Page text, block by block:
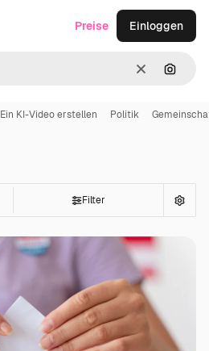
LöschenNach
Preise Einloggen
Ein KI-Video erstellen Politik
Filter